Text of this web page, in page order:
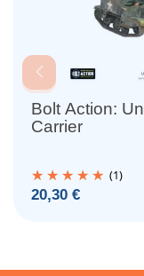
Bolt Action:
Carrier
(1)
Prix
20,30 €